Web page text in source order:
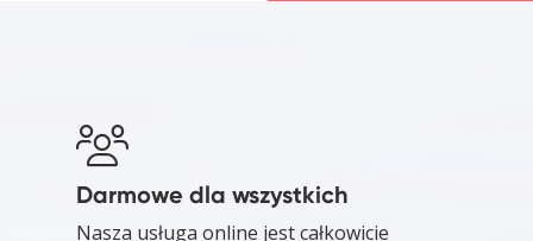
Darmowe dla wszystkich
Nasza usługa online jest całkowicie